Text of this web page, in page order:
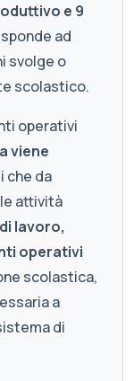
e 9
ad
svolge o
scolastico.
operativi
viene
che da
attività
lavoro,
operativi
scolastica,
a
di